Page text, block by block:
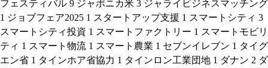
フェスティバル 9 ジャポニカ米 3 ジャライビジネスマッチング
1 ジョブフェア2025 1 スタートアップ支援 1 スマートシティ 3
スマートシティ投資 1 スマートファクトリー 1 スマートモビリ
ティ 1 スマート物流 1 スマート農業 1 セブンイレブン 1 タイグ
エン省 1 タインホア省協力 1 タインロン工業団地 1 ダナン 2 ダ